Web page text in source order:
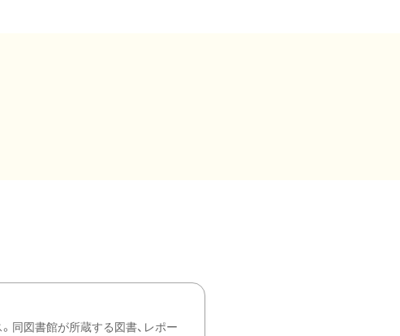
同図書館が所蔵する図書、レポー